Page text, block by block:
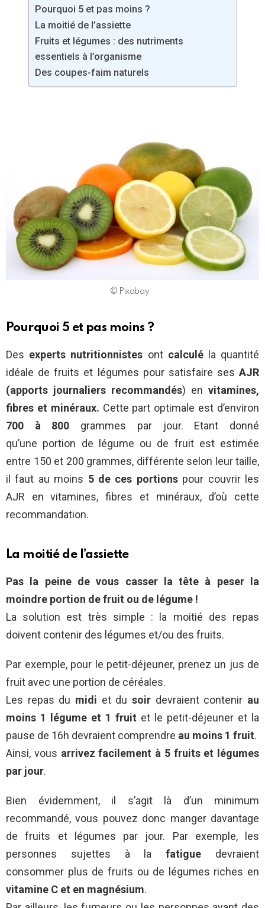
Pourquoi 5 et pas moins ?
La moitié de l’assiette
Fruits et légumes : des nutriments
essentiels à l’organisme
Des coupes-faim naturels
© Pixabay
Pourquoi 5 et pas moins ?
Des experts nutritionnistes ont calculéla quantité
idéale de fruits et légumes pour satisfaire ses AJR
(apports journaliers recommandés) en vitamines,
fibres et minéraux. Cette part optimale est d’environ
700 à 800 grammes par jour. Etant donné
qu’une portion de légume ou de fruit est estimée
entre 150 et 200 grammes, différente selon leur taille,
il faut au moins 5 de ces portionspour couvrir les
AJR en vitamines, fibres et minéraux, d’où cette
recommandation.
La moitié de l’assiette
Pas la peine de vous casser la tête à peser la
moindre portion de fruit ou de légume !
La solution est très simple : la moitié des repas
doivent contenir des légumes et/ou des fruits.
Par exemple, pour le petit-déjeuner, prenez un jus de
fruit avec une portion de céréales.
Les repas du midi et du soir devraient contenir au
moins 1 légume et 1 fruit et le petit-déjeuner et la
pause de 16h devraient comprendre au moins 1 fruit.
Ainsi, vous arrivez facilement à 5 fruits et légumes
par jour.
Bien évidemment, il s’agit là d’un minimum
recommandé, vous pouvez donc manger davantage
de fruits et légumes par jour. Par exemple, les
personnes sujettes à lafatigue devraient
consommer plus de fruits ou de légumes riches en
vitamine C et en magnésium.